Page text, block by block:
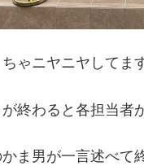
ゃニヤニヤしてま
終わると各担当者
ま男が一言述べて